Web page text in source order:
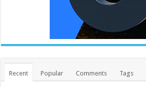
Recent Popular Comments Tags